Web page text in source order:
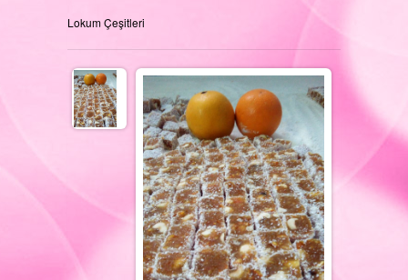
ANASAYFA
HAKKIMIZDA
REFERANSLARIMIZ
FOTOĞRAF GALERISI
Lokum Çeşitleri